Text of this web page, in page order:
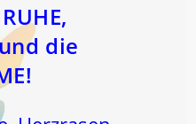
die